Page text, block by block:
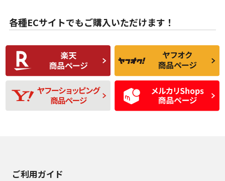
な中古品
んどない中古品
C
使用感や傷があり、
比較的きれいな中古
品
C
偏磨耗・劣化は感じ
られるが、使用に問
題のない中古品
D
使用感や目立つ傷が
あり、一般的な中古
品
D
残り溝も少なく、偏
磨耗がみられ、短期
間使用できるくらい
の中古品
各種ECサイトでもご購入いただけます！
ご利用ガイド